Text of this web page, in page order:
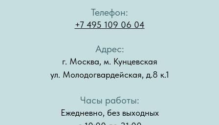
+7 495 109 06 04
Телефон:
г. Москва, м. Кунцевская
ул. Молодогвардейская, д.8 к.1
Адрес:
Ежедневно, без выходных
Часы работы: